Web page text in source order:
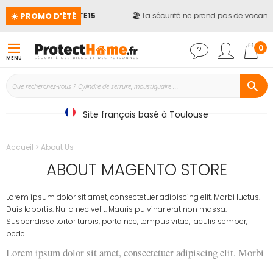
☀️ PROMO D'ÉTÉ
site*avec le codeETE15 🏖️ La sécurité ne prend pas de
MENU
0
Site français basé à Toulouse
Accueil About Us
ABOUT MAGENTO STORE
Lorem ipsum dolor sit amet, consectetuer adipiscing elit. Morbi luctus.
Duis lobortis. Nulla nec velit. Mauris pulvinar erat non massa.
Suspendisse tortor turpis, porta nec, tempus vitae, iaculis semper,
pede.
Lorem ipsum dolor sit amet, consectetuer adipiscing elit. Morbi